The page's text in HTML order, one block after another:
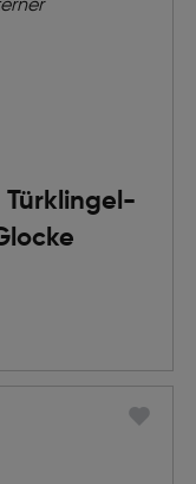
Türklingel-